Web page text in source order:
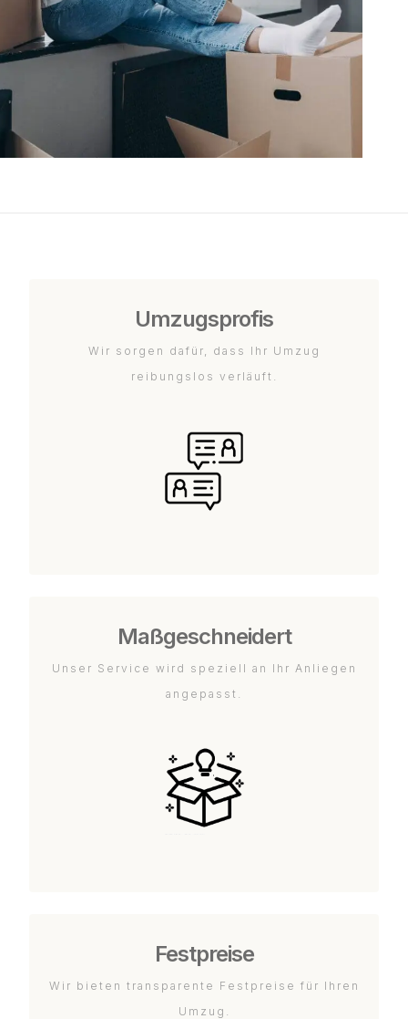
Umzugsprofis
Wir sorgen dafür, dass Ihr Umzug
reibungslos verläuft.
Maßgeschneidert
Unser Service wird speziell an Ihr Anliegen
angepasst.
Festpreise
Wir bieten transparente Festpreise für Ihren
Umzug.